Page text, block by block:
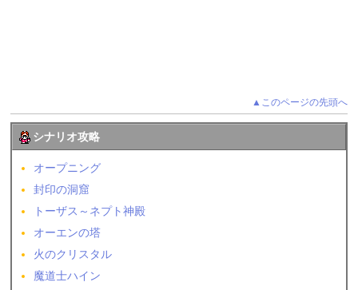
▲このページの先頭へ
シナリオ攻略
オープニング
封印の洞窟
トーザス～ネプト神殿
オーエンの塔
火のクリスタル
魔道士ハイン